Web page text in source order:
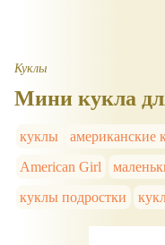
Куклы
Мини кукла
куклы американские
American Girl
куклы подростки